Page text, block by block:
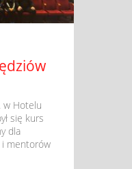
w Hotelu
się kurs
dla
i mentorów